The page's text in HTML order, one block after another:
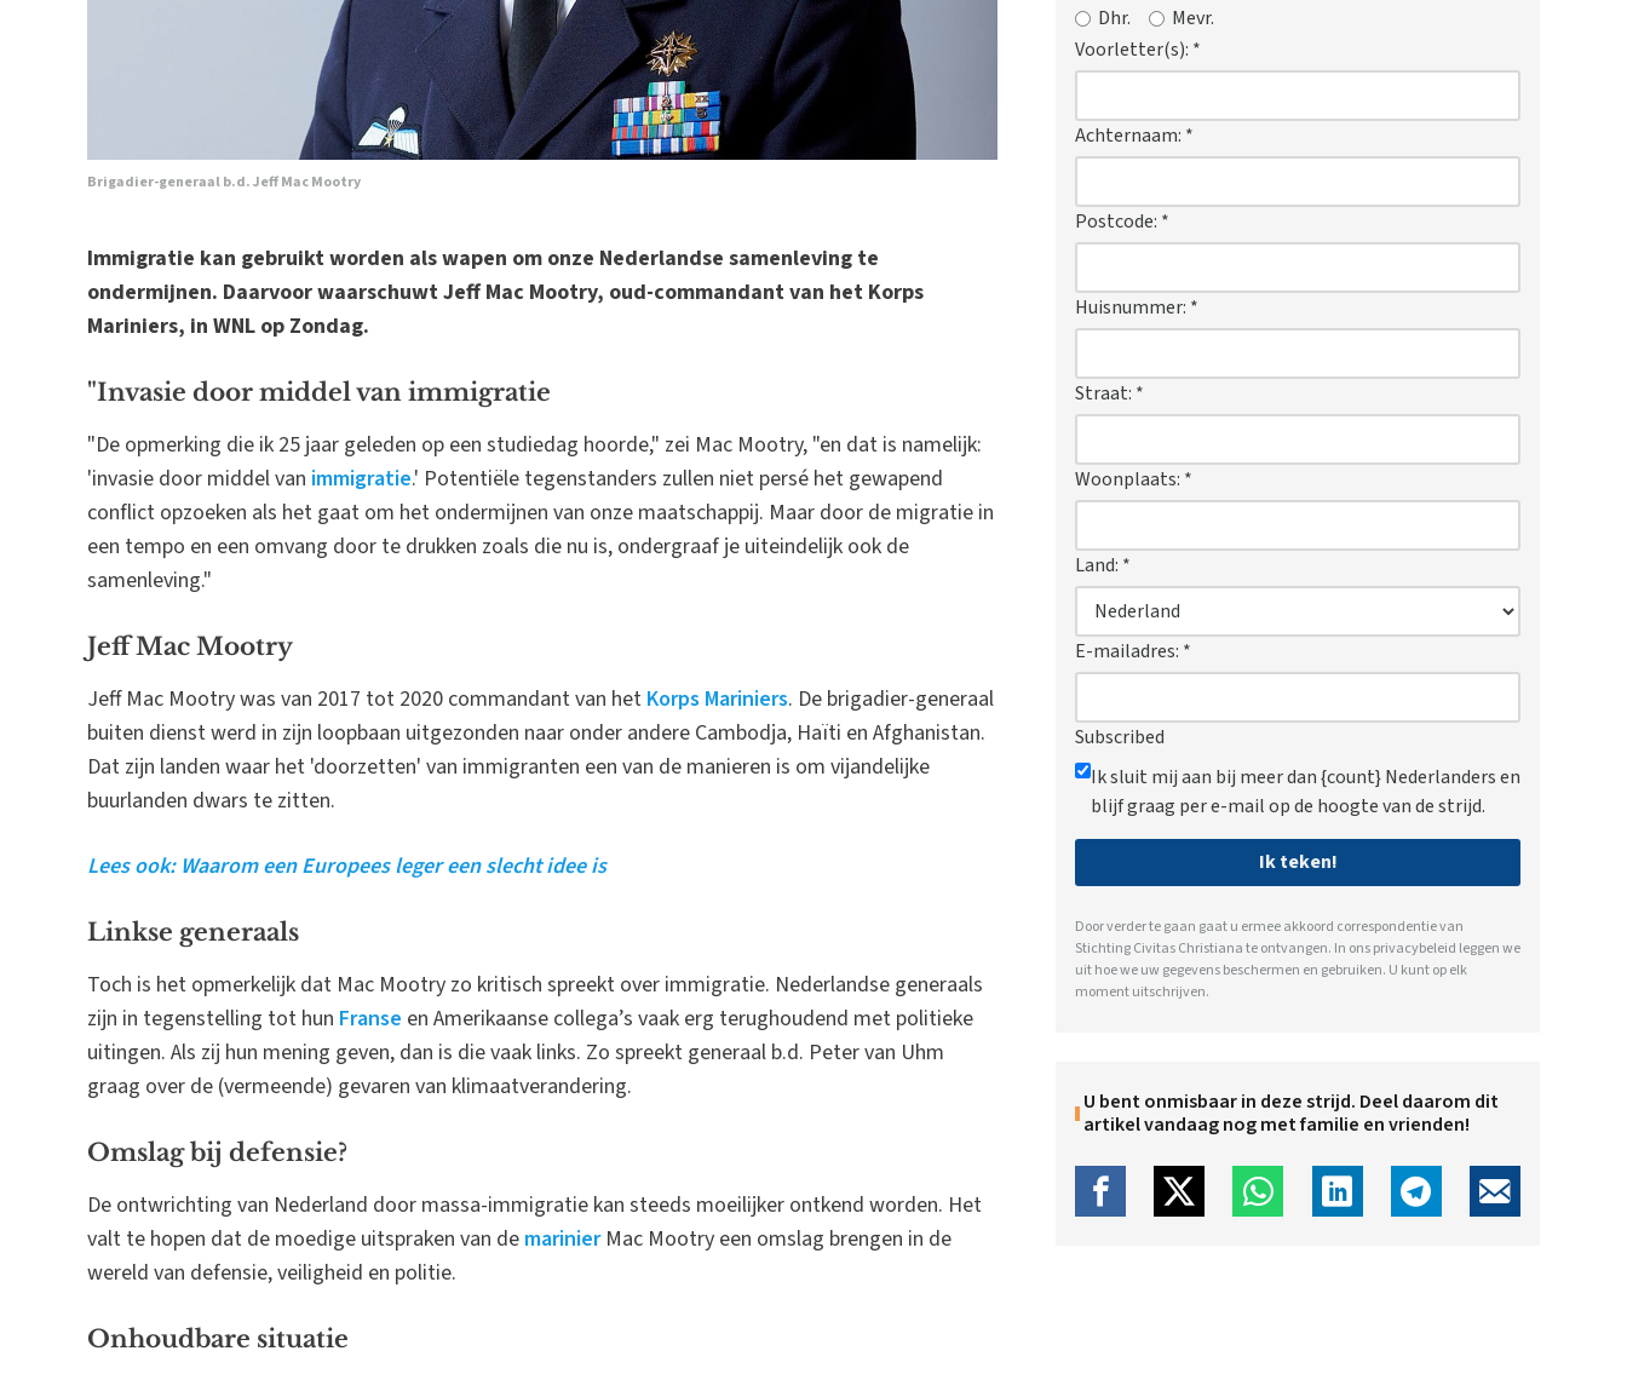
Brigadier-generaal b.d. Jeff Mac Mootry
Immigratie kan gebruikt worden als wapen om onze Nederlandse samenleving te
ondermijnen. Daarvoor waarschuwt Jeff Mac Mootry, oud-commandant van het Korps
Mariniers, in WNL op Zondag.
"Invasie door middel van immigratie
"De opmerking die ik 25 jaar geleden op een studiedag hoorde," zei Mac Mootry, "en dat is namelijk:
'invasie door middel van immigratie.' Potentiële tegenstanders zullen niet persé het gewapend
conflict opzoeken als het gaat om het ondermijnen van onze maatschappij. Maar door de migratie in
een tempo en een omvang door te drukken zoals die nu is, ondergraaf je uiteindelijk ook de
samenleving."
Jeff Mac Mootry
Jeff Mac Mootry was van 2017 tot 2020 commandant van het Korps Mariniers. De brigadier-generaal
buiten dienst werd in zijn loopbaan uitgezonden naar onder andere Cambodja, Haïti en Afghanistan.
Dat zijn landen waar het 'doorzetten' van immigranten een van de manieren is om vijandelijke
buurlanden dwars te zitten.
Lees ook: Waarom een Europees leger een slecht idee is
Linkse generaals
Toch is het opmerkelijk dat Mac Mootry zo kritisch spreekt over immigratie. Nederlandse generaals
zijn in tegenstelling tot hun Franse en Amerikaanse collega’s vaak erg terughoudend met politieke
uitingen. Als zij hun mening geven, dan is die vaak links. Zo spreekt generaal b.d. Peter van Uhm
graag over de (vermeende) gevaren van klimaatverandering.
Omslag bij defensie?
De ontwrichting van Nederland door massa-immigratie kan steeds moeilijker ontkend worden. Het
valt te hopen dat de moedige uitspraken van de marinierMac Mootry een omslag brengen in de
wereld van defensie, veiligheid en politie.
Onhoudbare situatie
Dhr.
Mevr.
Voorletter(s): *
Achternaam: *
Postcode: *
Huisnummer: *
Straat: *
Woonplaats: *
Land: *
E-mailadres: *
Subscribed
Ik sluit mij aan bij meer dan {count} Nederlanders en
blijf graag per e-mail op de hoogte van de strijd.
Ik teken!
Door verder te gaan gaat u ermee akkoord correspondentie van
Stichting Civitas Christiana te ontvangen. In onsprivacybeleid leggen we
uit hoe we uw gegevens beschermen en gebruiken. U kunt op elk
moment uitschrijven.
U bent onmisbaar in deze strijd. Deel daarom dit
artikel vandaag nog met familie en vrienden!